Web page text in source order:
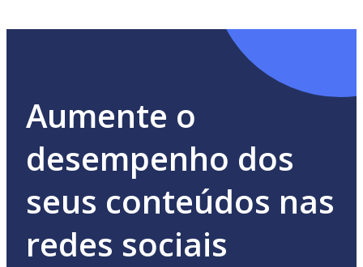
Aumente o
desempenho dos
seus conteúdos nas
redes sociais